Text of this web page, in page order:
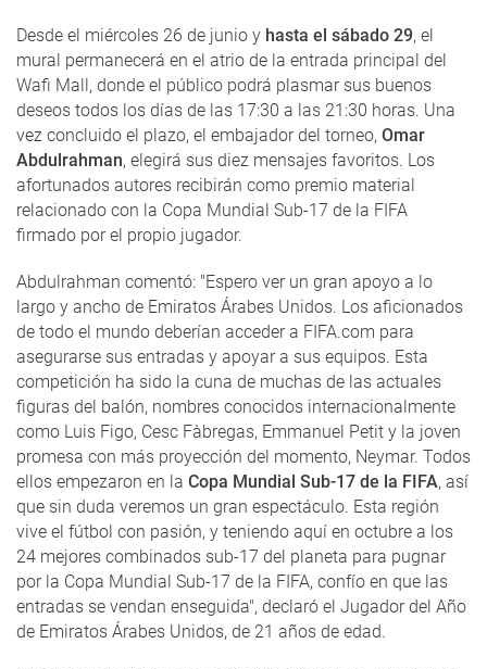
Desde el miércoles 26 de junio y hasta el sábado 29, el
mural permanecerá en el atrio de la entrada principal del
Wafi Mall, donde el público podrá plasmar sus buenos
deseos todos los días de las 17:30 a las 21:30 horas. Una
vez concluido el plazo, el embajador del torneo, Omar
Abdulrahman, elegirá sus diez mensajes favoritos. Los
afortunados autores recibirán como premio material
relacionado con la Copa Mundial Sub-17 de la FIFA
firmado por el propio jugador.
Abdulrahman comentó: "Espero ver un gran apoyo a lo
largo y ancho de Emiratos Árabes Unidos. Los aficionados
de todo el mundo deberían acceder a FIFA.com para
asegurarse sus entradas y apoyar a sus equipos. Esta
competición ha sido la cuna de muchas de las actuales
figuras del balón, nombres conocidos internacionalmente
como Luis Figo, Cesc Fàbregas, Emmanuel Petit y la joven
promesa con más proyección del momento, Neymar. Todos
ellos empezaron en la Copa Mundial Sub-17 de la FIFA, así
que sin duda veremos un gran espectáculo. Esta región
vive el fútbol con pasión, y teniendo aquí en octubre a los
24 mejores combinados sub-17 del planeta para pugnar
por la Copa Mundial Sub-17 de la FIFA, confío en que las
entradas se vendan enseguida", declaró el Jugador del Año
de Emiratos Árabes Unidos, de 21 años de edad.